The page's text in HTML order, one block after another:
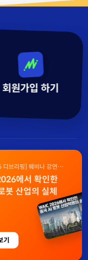
회원가입 하기
브리핑] 웨비나 강연
에서 확인한
봇 산업의 실체
기